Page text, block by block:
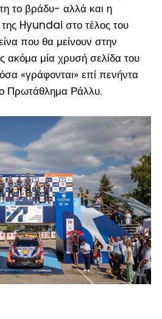
το βράδυ- αλλά και η
Hyundai στο τέλος του
που θα μείνουν στην
ακόμα μία χρυσή σελίδα του
«γράφονται» επί πενήντα
Πρωτάθλημα Ράλλυ.